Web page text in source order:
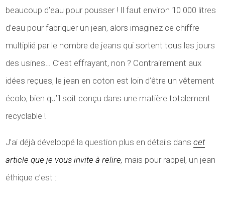
beaucoup d’eau pour pousser ! Il faut environ 10 000 litres
d’eau pour fabriquer un jean, alors imaginez ce chiffre
multiplié par le nombre de jeans qui sortent tous les jours
des usines… C’est effrayant, non ? Contrairement aux
idées reçues, le jean en coton est loin d’être un vêtement
écolo, bien qu’il soit conçu dans une matière totalement
recyclable !
J’ai déjà développé la question plus en détails danscet
article que je vous invite à relire, mais pour rappel, un jean
éthique c’est :